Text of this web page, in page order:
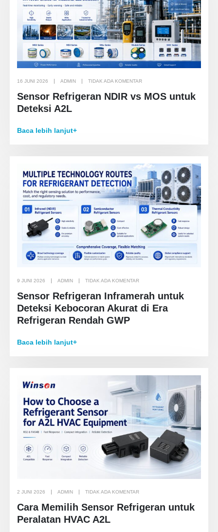
16 JUNI 2026 ADMIN TIDAK ADA KOMENTAR
Sensor Refrigeran NDIR vs MOS untuk
Deteksi A2L
Baca lebih lanjut+
9 JUNI 2026 ADMIN TIDAK ADA KOMENTAR
Sensor Refrigeran Inframerah untuk
Deteksi Kebocoran Akurat di Era
Refrigeran Rendah GWP
Baca lebih lanjut+
2 JUNI 2026 ADMIN TIDAK ADA KOMENTAR
Cara Memilih Sensor Refrigeran untuk
Peralatan HVAC A2L